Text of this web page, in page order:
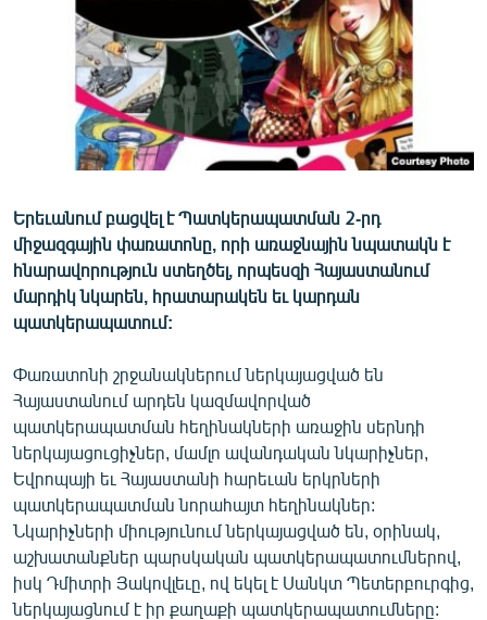
ՄԻՋԱԶԳԱՅԻՆ
ՄՇԱԿՈՒՅԹ
ՍՊՈՐՏ
ՄԵԿՆԱԲԱՆՈՒԹՅՈՒՆ
ՏՏ ԵՒ ԻՆՏԵՐՆԵՏ
ԿՈՐՈՆԱՎԻՐՈՒՍ
ԱՐԽԻՎ
ՏԵՍԱՆՅՈՒԹԵՐ
ԲԱՆԱՎԵՃ
ՁԳՏԵԼՈՎ ԼԱՎԱԳՈՒՅՆԻՆ
ՓՈԴՔԱՍԹ
Հայերեն
English
Русский
ՀԵՏԵՎԵՔ ՄԵԶ
Երեւանում բացվել է Պատկերապատման 2-րդ
միջազգային փառատոնը, որի առաջնային նպատակն է
հնարավորություն ստեղծել, որպեսզի Հայաստանում
մարդիկ նկարեն, հրատարակեն եւ կարդան
պատկերապատում:
Փառատոնի շրջանակներում ներկայացված են
Հայաստանում արդեն կազմավորված
պատկերապատման հեղինակների առաջին սերնդի
ներկայացուցիչներ, մամլո ավանդական նկարիչներ,
Եվրոպայի եւ Հայաստանի հարեւան երկրների
պատկերապատման նորահայտ հեղինակներ:
Նկարիչների միությունում ներկայացված են, օրինակ,
աշխատանքներ պարսկական պատկերապատումներով,
իսկ Դմիտրի Յակովլեւը, ով եկել է Սանկտ Պետերբուրգից,
ներկայացնում է իր քաղաքի պատկերապատումները: